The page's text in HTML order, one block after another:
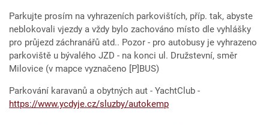
Parkujte prosím na vyhrazeních parkovištích, příp. tak, abyste
neblokovali vjezdy a vždy bylo zachováno místo dle vyhlášky
pro průjezd záchranářů atd.. Pozor - pro autobusy je vyhrazeno
parkoviště u bývalého JZD - na konci ul. Družstevní, směr
Milovice (v mapce vyznačeno [P]BUS)
Parkování karavanů a obytných aut - YachtClub -
https://www.ycdyje.cz/sluzby/autokemp